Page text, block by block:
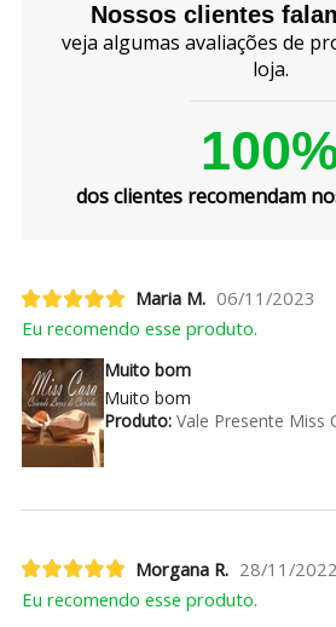
Nossos clientes
veja algumas avaliações de
loja.
dos clientes recomendam
Maria M. 06/11/2023
Eu recomendo esse produto.
Muito bom
Muito bom
Produto:Vale Presente Miss
Morgana R. 28/11/2022
Eu recomendo esse produto.